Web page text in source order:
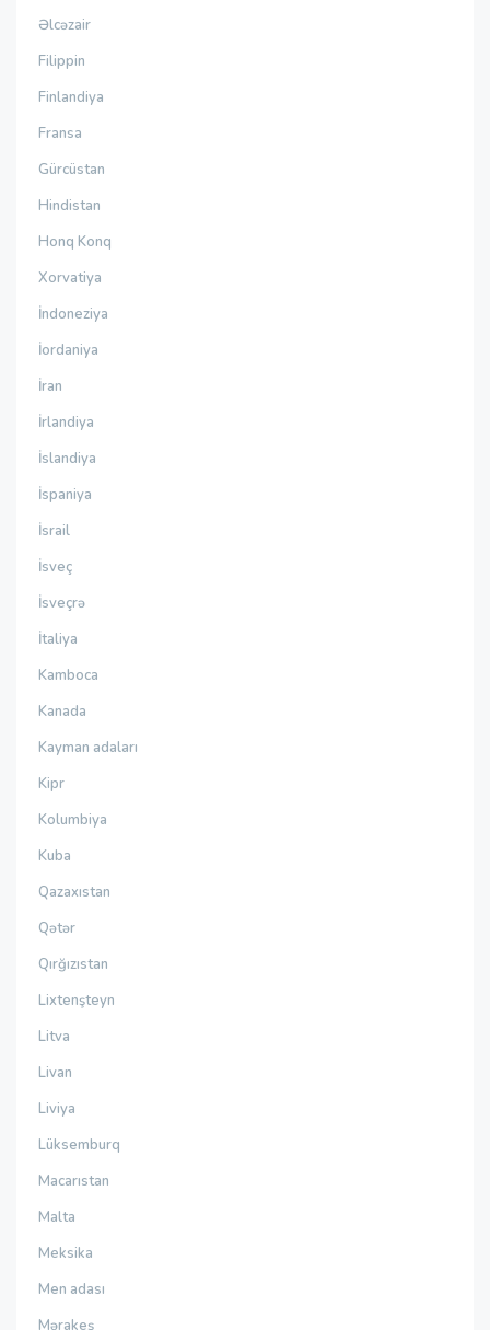
Əlcəzair
Filippin
Finlandiya
Fransa
Gürcüstan
Hindistan
Honq Konq
Xorvatiya
İndoneziya
İordaniya
İran
İrlandiya
İslandiya
İspaniya
İsrail
İsveç
İsveçrə
İtaliya
Kamboca
Kanada
Kayman adaları
Kipr
Kolumbiya
Kuba
Qazaxıstan
Qətər
Qırğızıstan
Lixtenşteyn
Litva
Livan
Liviya
Lüksemburq
Macarıstan
Malta
Meksika
Men adası
Mərakeş